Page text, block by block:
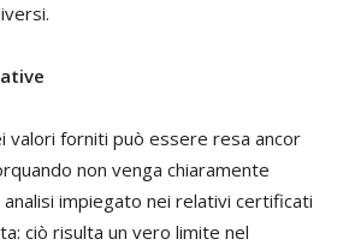
valori forniti può essere resa ancor
non venga chiaramente
impiegato nei relativi certificati
ciò risulta un vero limite nel